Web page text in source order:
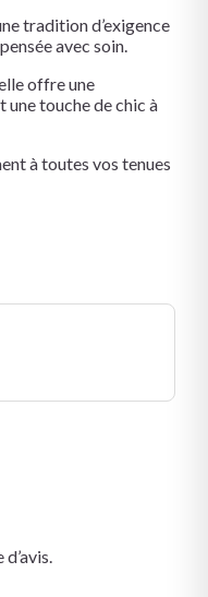
tradition d’exigence
avec soin.
offre une
touche de chic à
à toutes vos tenues